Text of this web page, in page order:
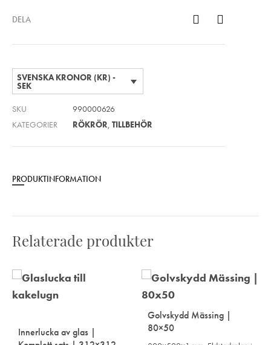
DELA
SVENSKA KRONOR (KR) -
SEK
SKU
990000626
KATEGORIER
RÖKRÖR TILLBEHÖR
PRODUKTINFORMATION
Relaterade produkter
Innerlucka av glas |
Golvskydd Mässing |
80×50